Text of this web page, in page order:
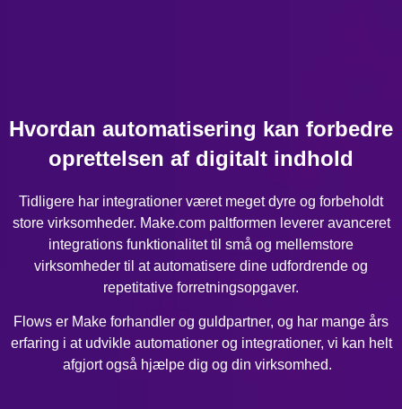
Hvordan automatisering kan forbedre
oprettelsen af digitalt indhold
Tidligere har integrationer været meget dyre og forbeholdt
store virksomheder. Make.com paltformen leverer avanceret
integrations funktionalitet til små og mellemstore
virksomheder til at automatisere dine udfordrende og
repetitative forretningsopgaver.
Flows er Make forhandler og guldpartner, og har mange års
erfaring i at udvikle automationer og integrationer, vi kan helt
afgjort også hjælpe dig og din virksomhed.